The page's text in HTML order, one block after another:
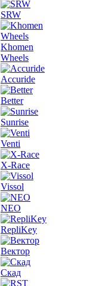
SRW
Khomen
Wheels
Accuride
Better
Sunrise
Venti
X-Race
Vissol
NEO
RepliKey
Вектор
Скад